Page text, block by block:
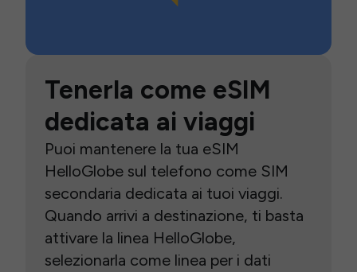
Tenerla come eSIM
dedicata ai viaggi
Puoi mantenere la tua eSIM
HelloGlobe sul telefono come SIM
secondaria dedicata ai tuoi viaggi.
Quando arrivi a destinazione, ti basta
attivare la linea HelloGlobe,
selezionarla come linea per i dati